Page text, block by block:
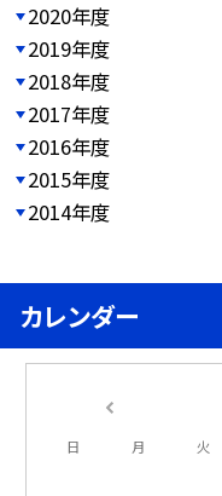
2020年度
2019年度
2018年度
2017年度
2016年度
2015年度
2014年度
カレンダー
日 月 火